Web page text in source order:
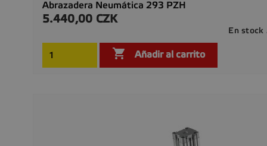
Abrazadera Neumática 293 PZH
Precio
5.440,00 CZK
En stock
 Añadir al carrito